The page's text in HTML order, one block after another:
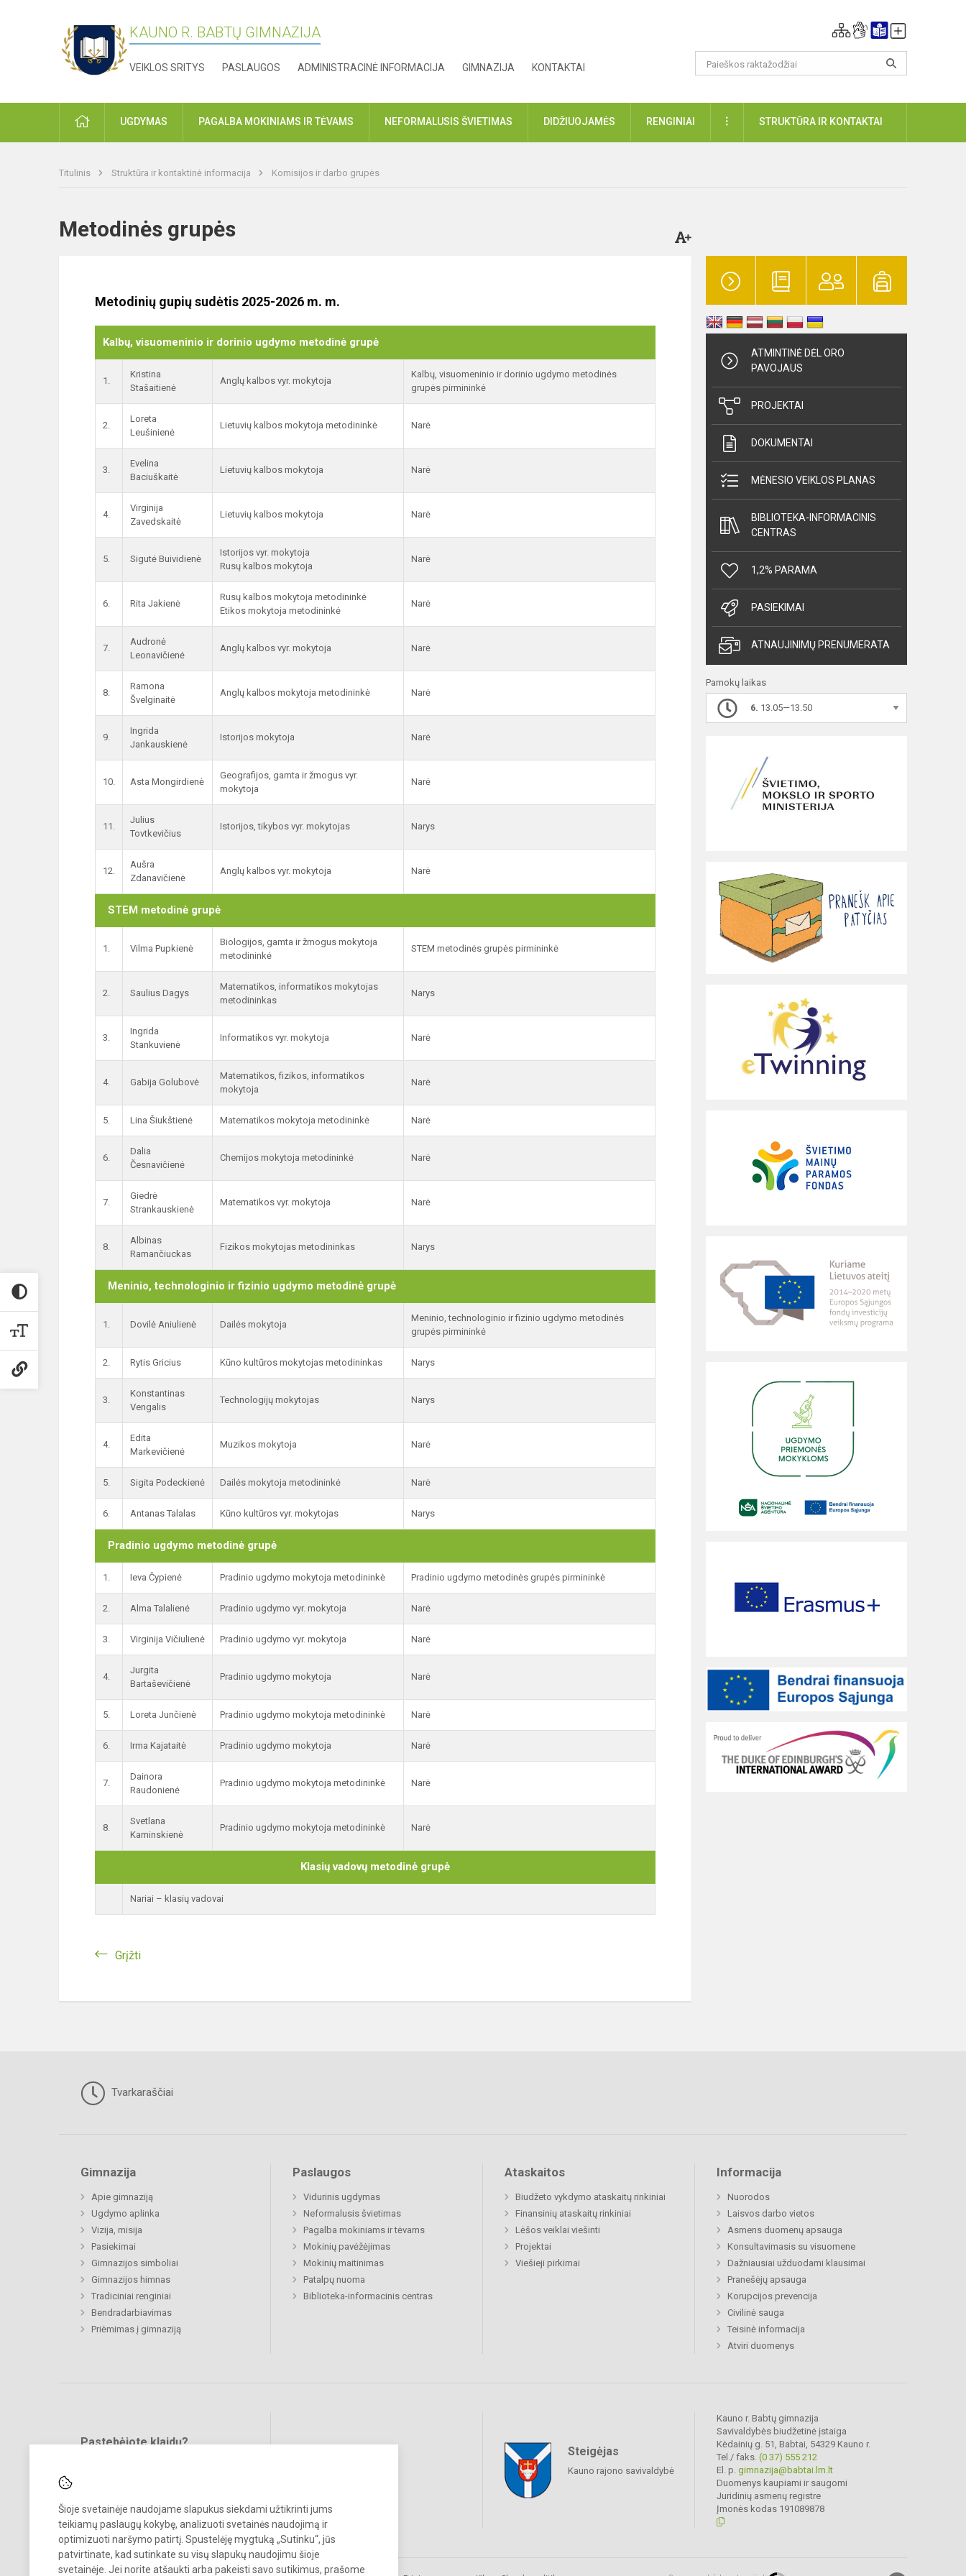
Šioje svetainėje naudojame slapukus siekdami užtikrinti jums
teikiamų paslaugų kokybę, analizuoti svetainės naudojimą ir
optimizuoti naršymo patirtį. Spustelėję mygtuką „Sutinku“, jūs
patvirtinate, kad sutinkate su visų slapukų naudojimu šioje
svetainėje. Jei norite atšaukti arba pakeisti savo sutikimus, prašome
KAUNO R. BABTŲ GIMNAZIJA
VEIKLOS SRITYS PASLAUGOS ADMINISTRACINĖ INFORMACIJA GIMNAZIJA KONTAKTAI
PRADŽIAUGDYMAS PAGALBA MOKINIAMS IR TĖVAMS NEFORMALUSIS ŠVIETIMAS DIDŽIUOJAMĖS RENGINIAI DAUGIAUSTRUKTŪRA IR KONTAKTAI
Titulinis Struktūra ir kontaktinė informacija Komisijos ir darbo grupės
Metodinės grupės
Metodinių gupių sudėtis 2025-2026 m. m.
Kalbų, visuomeninio ir dorinio ugdymo metodinė grupė
1.
Kristina
Stašaitienė
Anglų kalbos vyr. mokytoja
Kalbų, visuomeninio ir dorinio ugdymo metodinės
grupės pirmininkė
2.
Loreta
Leušinienė
Lietuvių kalbos mokytoja metodininkė Narė
3.
Evelina
Baciuškaitė
Lietuvių kalbos mokytoja Narė
4.
Virginija
Zavedskaitė
Lietuvių kalbos mokytoja Narė
5. Sigutė Buividienė
Istorijos vyr. mokytoja
Rusų kalbos mokytoja
Narė
6. Rita Jakienė
Rusų kalbos mokytoja metodininkė
Etikos mokytoja metodininkė
Narė
7.
Audronė
Leonavičienė
Anglų kalbos vyr. mokytoja Narė
8.
Ramona
Švelginaitė
Anglų kalbos mokytoja metodininkė Narė
9.
Ingrida
Jankauskienė
Istorijos mokytoja Narė
10. Asta Mongirdienė
Geografijos, gamta ir žmogus vyr.
mokytoja
Narė
11.
Julius
Tovtkevičius
Istorijos, tikybos vyr. mokytojas Narys
12.
Aušra
Zdanavičienė
Anglų kalbos vyr. mokytoja Narė
STEM metodinė grupė
1. Vilma Pupkienė
Biologijos, gamta ir žmogus mokytoja
metodininkė
STEM metodinės grupės pirmininkė
2. Saulius Dagys
Matematikos, informatikos mokytojas
metodininkas
Narys
3.
Ingrida
Stankuvienė
Informatikos vyr. mokytoja Narė
4. Gabija Golubovė
Matematikos, fizikos, informatikos
mokytoja
Narė
5. Lina Šiukštienė Matematikos mokytoja metodininkė Narė
6.
Dalia
Česnavičienė
Chemijos mokytoja metodininkė Narė
7.
Giedrė
Strankauskienė
Matematikos vyr. mokytoja Narė
8.
Albinas
Ramančiuckas
Fizikos mokytojas metodininkas Narys
Meninio, technologinio ir fizinio ugdymo metodinė grupė
1. Dovilė Aniulienė Dailės mokytoja
Meninio, technologinio ir fizinio ugdymo metodinės
grupės pirmininkė
2. Rytis Gricius Kūno kultūros mokytojas metodininkas Narys
3.
Konstantinas
Vengalis
Technologijų mokytojas Narys
4.
Edita
Markevičienė
Muzikos mokytoja Narė
5. Sigita Podeckienė Dailės mokytoja metodininkė Narė
6. Antanas Talalas Kūno kultūros vyr. mokytojas Narys
Pradinio ugdymo metodinė grupė
1. Ieva Čypienė Pradinio ugdymo mokytoja metodininkė Pradinio ugdymo metodinės grupės pirmininkė
2. Alma Talalienė Pradinio ugdymo vyr. mokytoja Narė
3. Virginija Vičiulienė Pradinio ugdymo vyr. mokytoja Narė
4.
Jurgita
Bartaševičienė
Pradinio ugdymo mokytoja Narė
5. Loreta Junčienė Pradinio ugdymo mokytoja metodininkė Narė
6. Irma Kajataitė Pradinio ugdymo mokytoja Narė
7.
Dainora
Raudonienė
Pradinio ugdymo mokytoja metodininkė Narė
8.
Svetlana
Kaminskienė
Pradinio ugdymo mokytoja metodininkė Narė
Klasių vadovų metodinė grupė
Nariai – klasių vadovai
Grįžti
ATMINTINĖ DĖL ORO
PAVOJAUS
PROJEKTAI
DOKUMENTAI
MĖNESIO VEIKLOS PLANAS
BIBLIOTEKA-INFORMACINIS
CENTRAS
1,2% PARAMA
PASIEKIMAI
ATNAUJINIMŲ PRENUMERATA
Pamokų laikas
6. 13.05—13.50
Tvarkaraščiai
Gimnazija
Apie gimnaziją
Ugdymo aplinka
Vizija, misija
Pasiekimai
Gimnazijos simboliai
Gimnazijos himnas
Tradiciniai renginiai
Bendradarbiavimas
Priėmimas į gimnaziją
Paslaugos
Vidurinis ugdymas
Neformalusis švietimas
Pagalba mokiniams ir tėvams
Mokinių pavėžėjimas
Mokinių maitinimas
Patalpų nuoma
Biblioteka-informacinis centras
Ataskaitos
Biudžeto vykdymo ataskaitų rinkiniai
Finansinių ataskaitų rinkiniai
Lėšos veiklai viešinti
Projektai
Viešieji pirkimai
Informacija
Nuorodos
Laisvos darbo vietos
Asmens duomenų apsauga
Konsultavimasis su visuomene
Dažniausiai užduodami klausimai
Pranešėjų apsauga
Korupcijos prevencija
Civilinė sauga
Teisinė informacija
Atviri duomenys
Pastebėjote klaidų?
Steigėjas
Kauno rajono savivaldybė
Kauno r. Babtų gimnazija
Savivaldybės biudžetinė įstaiga
Kėdainių g. 51, Babtai, 54329 Kauno r.
Tel./ faks. (0 37) 555 212
El. p. gimnazija@babtai.lm.lt
Duomenys kaupiami ir saugomi
Juridinių asmenų registre
Įmonės kodas 191089878